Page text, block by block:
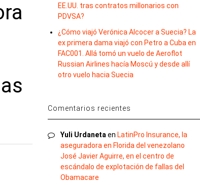
EE.UU. tras contratos millonarios con
PDVSA?
¿Cómo viajó Verónica Alcocer a Suecia? La
ex primera dama viajó con Petro a Cuba en
FAC001. Allá tomó un vuelo de Aeroflot
Russian Airlines hacía Moscú y desde allí
otro vuelo hacia Suecia
Comentarios recientes
Yuli Urdaneta en LatinPro Insurance, la
aseguradora en Florida del venezolano
José Javier Aguirre, en el centro de
escándalo de explotación de fallas del
Obamacare